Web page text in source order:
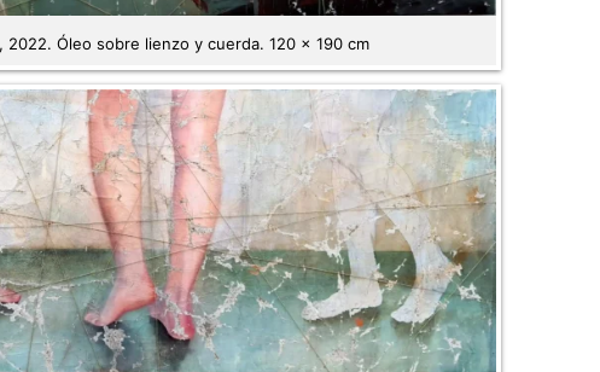
2022. Óleo sobre lienzo y cuerda. 120 x 190 cm